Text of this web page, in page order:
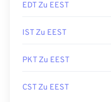
EDT Zu EEST
IST Zu EEST
PKT Zu EEST
CST Zu EEST